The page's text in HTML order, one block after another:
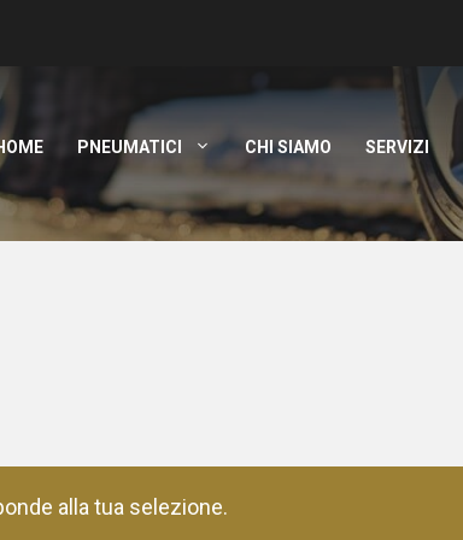
PNEUMATICI CHI SIAMO SERVIZI
alla tua selezione.